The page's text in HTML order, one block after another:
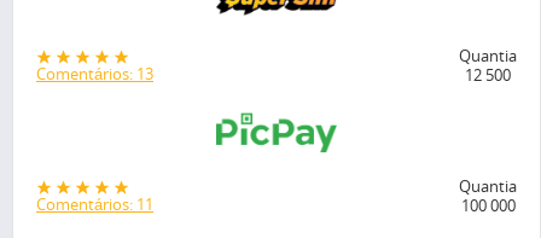
Comentários: 13
Quantia
12 500
Comentários: 11
Quantia
100 000